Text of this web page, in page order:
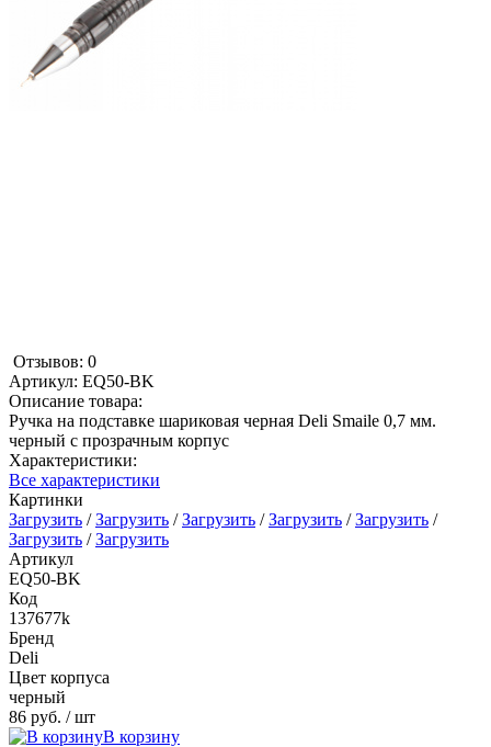
Отзывов: 0
Артикул: EQ50-BK
Описание товара:
Ручка на подставке шариковая черная Deli Smaile 0,7 мм.
черный с прозрачным корпус
Характеристики:
Все характеристики
Картинки
Загрузить /Загрузить /Загрузить /Загрузить /Загрузить /
Загрузить /Загрузить
Артикул
EQ50-BK
Код
137677k
Бренд
Deli
Цвет корпуса
черный
86 руб. / шт
В корзину